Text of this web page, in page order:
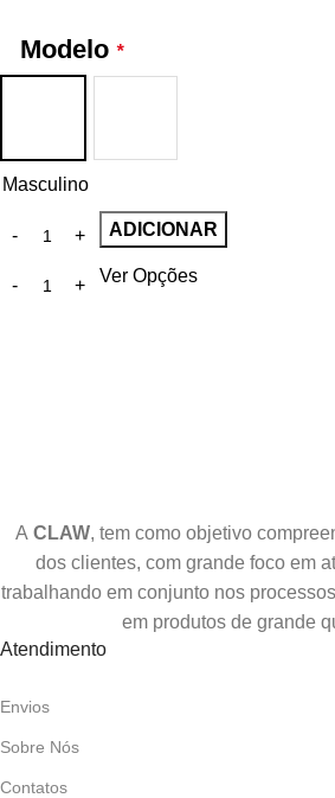
Modelo *
Masculino
ADICIONAR
Ver Opções
A CLAW, tem como objetivo
dos clientes, com grande foco em
trabalhando em conjunto nos
em produtos de grande
Atendimento
Envios
Sobre Nós
Contatos